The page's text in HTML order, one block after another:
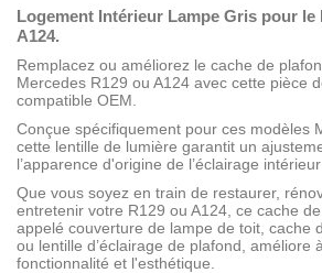
Logement Intérieur Lampe Gris pour le
A124.
Remplacez ou améliorez le cache de
Mercedes R129 ou A124 avec cette pièce
compatible OEM.
Conçue spécifiquement pour ces modèles
cette lentille de lumière garantit un
l’apparence d'origine de l’éclairage
Que vous soyez en train de restaurer,
entretenir votre R129 ou A124, ce cache
appelé couverture de lampe de toit, cache
ou lentille d’éclairage de plafond, améliore
fonctionnalité et l'esthétique.